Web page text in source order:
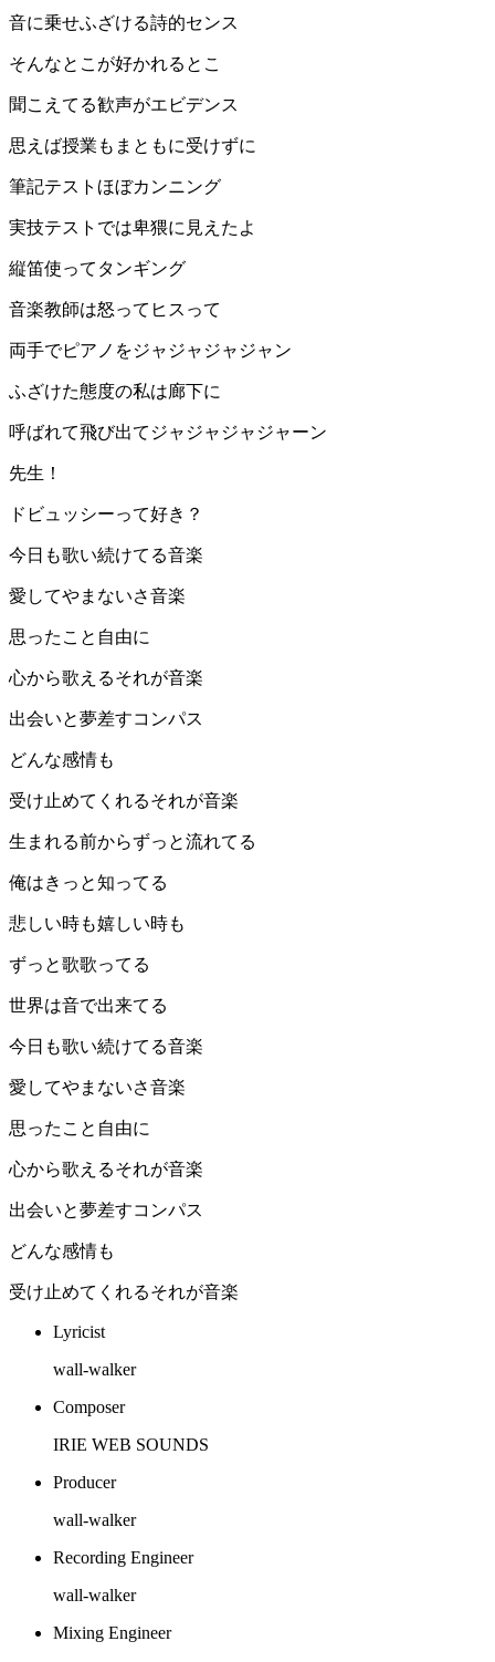
音に乗せふざける詩的センス
そんなとこが好かれるとこ
聞こえてる歓声がエビデンス
思えば授業もまともに受けずに
筆記テストほぼカンニング
実技テストでは卑猥に見えたよ
縦笛使ってタンギング
音楽教師は怒ってヒスって
両手でピアノをジャジャジャジャン
ふざけた態度の私は廊下に
呼ばれて飛び出てジャジャジャジャーン
先生！
ドビュッシーって好き？
今日も歌い続けてる音楽
愛してやまないさ音楽
思ったこと自由に
心から歌えるそれが音楽
出会いと夢差すコンパス
どんな感情も
受け止めてくれるそれが音楽
生まれる前からずっと流れてる
俺はきっと知ってる
悲しい時も嬉しい時も
ずっと歌歌ってる
世界は音で出来てる
今日も歌い続けてる音楽
愛してやまないさ音楽
思ったこと自由に
心から歌えるそれが音楽
出会いと夢差すコンパス
どんな感情も
受け止めてくれるそれが音楽
Lyricist
wall-walker
Composer
IRIE WEB SOUNDS
Producer
wall-walker
Recording Engineer
wall-walker
Mixing Engineer